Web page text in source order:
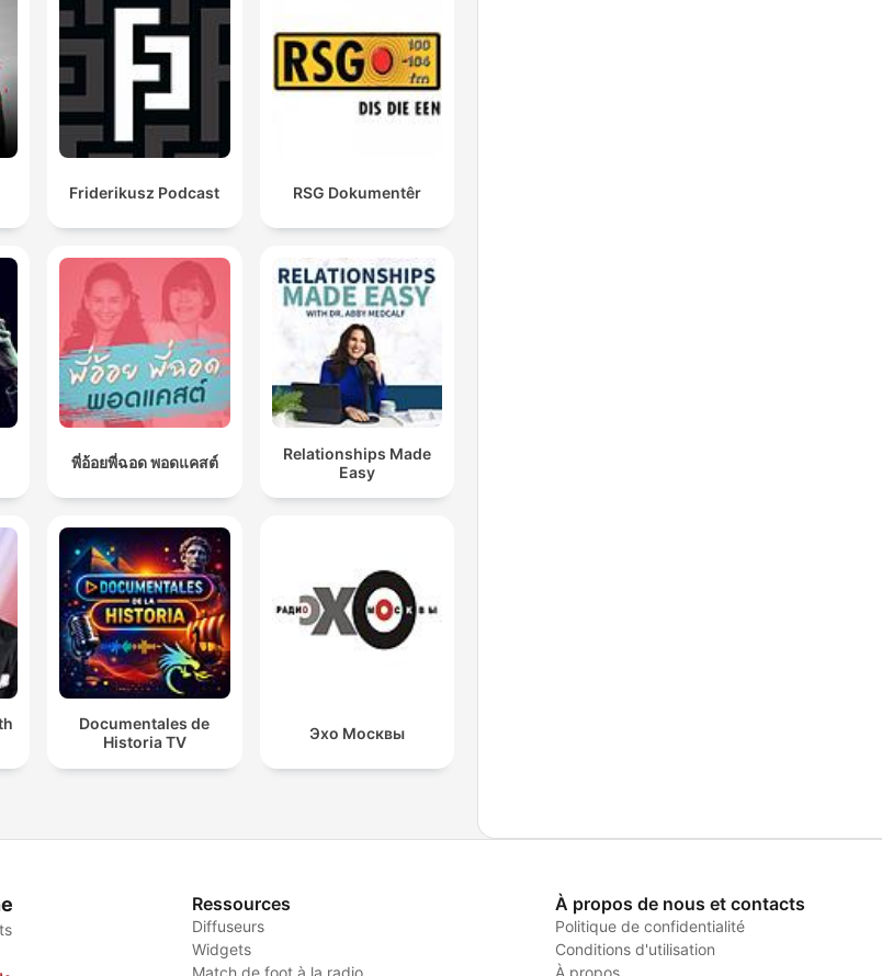
Friderikusz Podcast RSG Dokumentêr
พี่อ้อยพี่ฉอด พอดแคสต์
Relationships Made
Easy
Documentales de
Historia TV
Эхо Москвы
Ressources
Diffuseurs
Widgets
Match de foot à la radio
À propos de nous et contacts
Politique de confidentialité
Conditions d'utilisation
À propos